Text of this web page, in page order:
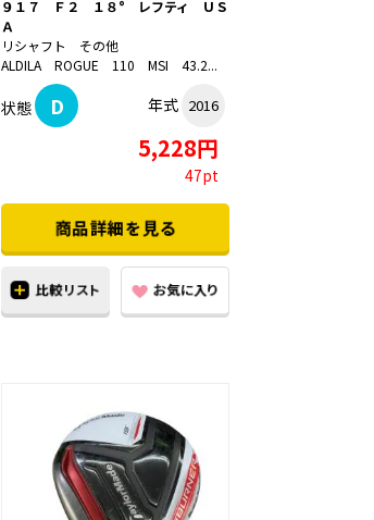
９１７ Ｆ２ １８° レフティ ＵＳ
Ａ
リシャフト その他
ALDILA ROGUE 110 MSI 43.2...
状態 D 年式 2016
5,228円
47pt